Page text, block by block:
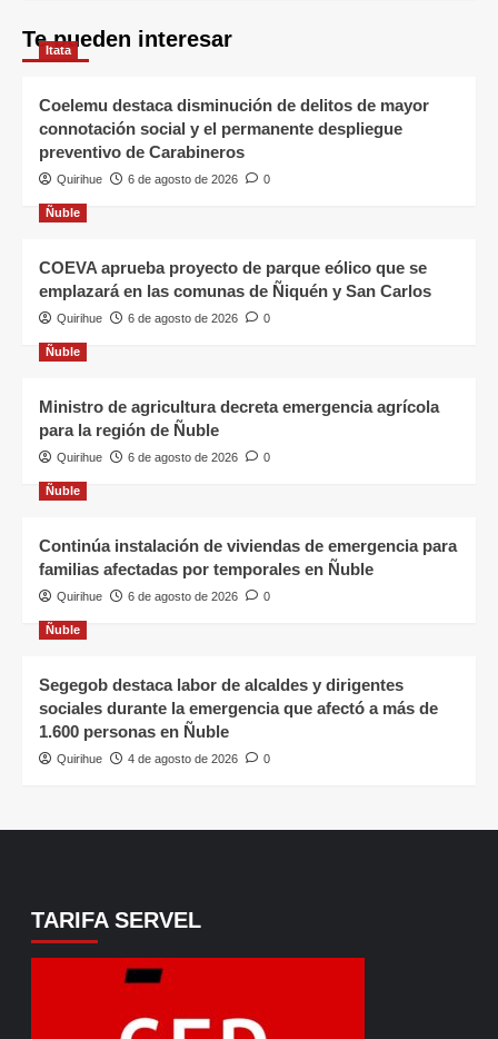
Te pueden interesar
Itata
Coelemu destaca disminución de delitos de mayor
connotación social y el permanente despliegue
preventivo de Carabineros
Quirihue 6 de agosto de 2026 0
Ñuble
COEVA aprueba proyecto de parque eólico que se
emplazará en las comunas de Ñiquén y San Carlos
Quirihue 6 de agosto de 2026 0
Ñuble
Ministro de agricultura decreta emergencia agrícola
para la región de Ñuble
Quirihue 6 de agosto de 2026 0
Ñuble
Continúa instalación de viviendas de emergencia para
familias afectadas por temporales en Ñuble
Quirihue 6 de agosto de 2026 0
Ñuble
Segegob destaca labor de alcaldes y dirigentes
sociales durante la emergencia que afectó a más de
1.600 personas en Ñuble
Quirihue 4 de agosto de 2026 0
TARIFA SERVEL